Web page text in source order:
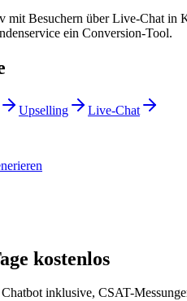
Besuchern über Live-Chat in
ein Conversion-Tool.
Upselling
Live-Chat
kostenlos
inklusive, CSAT-